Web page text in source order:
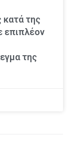
κατά της
επιπλέον
της